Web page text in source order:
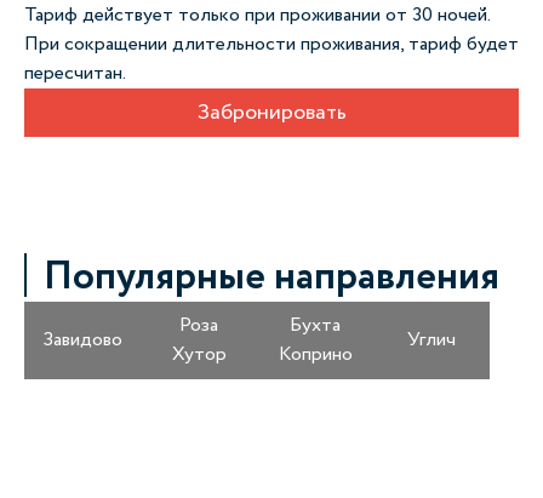
Тариф действует только при проживании от 30 ночей.
При сокращении длительности проживания, тариф будет
пересчитан.
Забронировать
Популярные направления
Завидово
Роза
Хутор
Бухта
Коприно
Углич